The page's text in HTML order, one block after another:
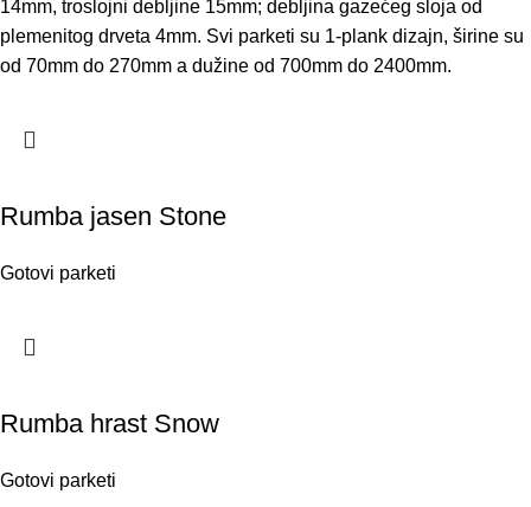
14mm, troslojni debljine 15mm; debljina gazećeg sloja od
plemenitog drveta 4mm. Svi parketi su 1-plank dizajn, širine su
od 70mm do 270mm a dužine od 700mm do 2400mm.
Rumba jasen Stone
Gotovi parketi
Rumba hrast Snow
Gotovi parketi